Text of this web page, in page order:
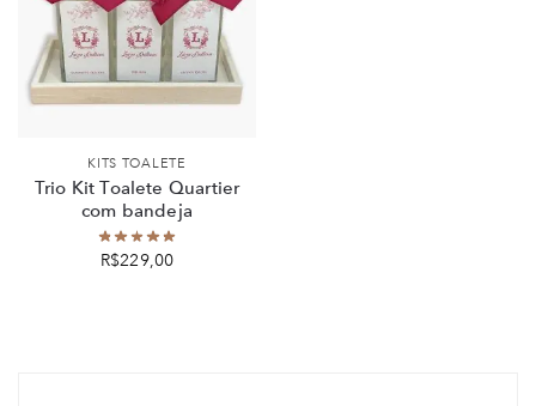
KITS TOALETE
Trio Kit Toalete Quartier
com bandeja
R$229,00